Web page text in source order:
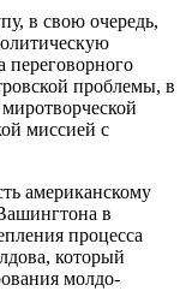
в свою очередь,
проблемы, в
миссией с
американскому
в
процесса
который
молдо-